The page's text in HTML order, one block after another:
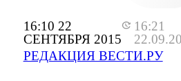
16:10 22
СЕНТЯБРЯ 2015
16:21
РЕДАКЦИЯ ВЕСТИ.РУ